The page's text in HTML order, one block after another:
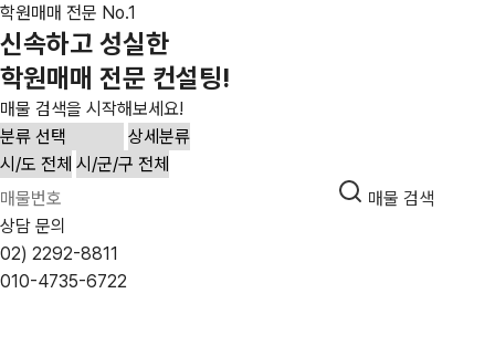
학원매매 전문 No.1
신속하고 성실한
학원매매 전문 컨설팅!
매물 검색을 시작해보세요!
매물 검색
상담 문의
02) 2292-8811
010-4735-6722